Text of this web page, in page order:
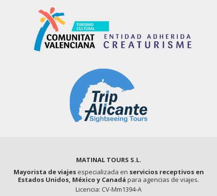
MATINAL TOURS S.L.
Mayorista de viajesespecializada en servicios receptivos en
Estados Unidos, México y Canadá para agencias de viajes.
Licencia: CV-Mm1394-A